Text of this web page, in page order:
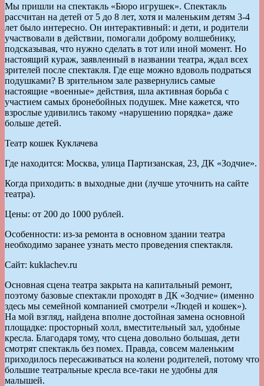
Мы пришли на спектакль «Бюро игрушек». Спектакль
рассчитан на детей от 5 до 8 лет, хотя и маленьким детям 3-4
лет было интересно. Он интерактивный: и дети, и родители
участвовали в действии, помогали доброму волшебнику,
подсказывая, что нужно сделать в тот или иной момент. Но
настоящий кураж, заявленный в названии театра, ждал всех
зрителей после спектакля. Где еще можно вдоволь подраться
подушками? В зрительном зале развернулись самые
настоящие «военные» действия, шла активная борьба с
участием самых бронебойных подушек. Мне кажется, что
взрослые удивились такому «нарушению порядка» даже
больше детей.
Театр кошек Куклачева
Где находится: Москва, улица Партизанская, 23, ДК «Зодчие».
Когда приходить: в выходные дни (лучше уточнить на сайте
театра).
Цены: от 200 до 1000 рублей.
Особенности: из-за ремонта в основном здании театра
необходимо заранее узнать место проведения спектакля.
Сайт: kuklachev.ru
Основная сцена театра закрыта на капитальный ремонт,
поэтому базовые спектакли проходят в ДК «Зодчие» (именно
здесь мы семейной компанией смотрели «Людей и кошек»).
На мой взгляд, найдена вполне достойная замена основной
площадке: просторный холл, вместительный зал, удобные
кресла. Благодаря тому, что сцена довольно большая, дети
смотрят спектакль без помех. Правда, совсем маленьким
приходилось пересаживаться на колени родителей, потому что
большие театральные кресла все-таки не удобны для
малышей.